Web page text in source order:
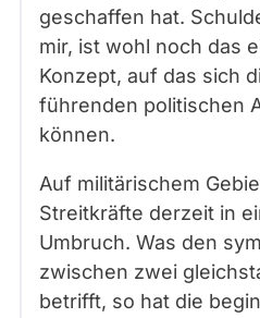
geschaffen hat.
mir, ist wohl noch das
Konzept, auf das sich
führenden politischen
können.
Auf militärischem
Streitkräfte derzeit in
Umbruch. Was den
zwischen zwei
betrifft, so hat die